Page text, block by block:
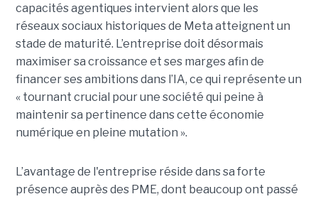
capacités agentiques intervient alors que les
réseaux sociaux historiques de Meta atteignent un
stade de maturité. L’entreprise doit désormais
maximiser sa croissance et ses marges afin de
financer ses ambitions dans l’IA, ce qui représente un
« tournant crucial pour une société qui peine à
maintenir sa pertinence dans cette économie
numérique en pleine mutation ».
L’avantage de l'entreprise réside dans sa forte
présence auprès des PME, dont beaucoup ont passé